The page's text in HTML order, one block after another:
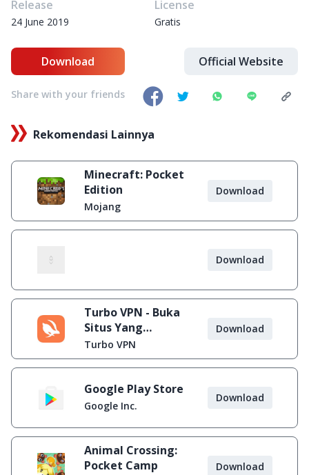
Release
24 June 2019
License
Gratis
Download Official Website
Share with your friends
Rekomendasi Lainnya
Minecraft: Pocket
Edition
Mojang
Download
Download
Turbo VPN - Buka
Situs Yang
Diblokir
Turbo VPN
Download
Google Play Store
Google Inc.
Download
Animal Crossing:
Pocket Camp
Download